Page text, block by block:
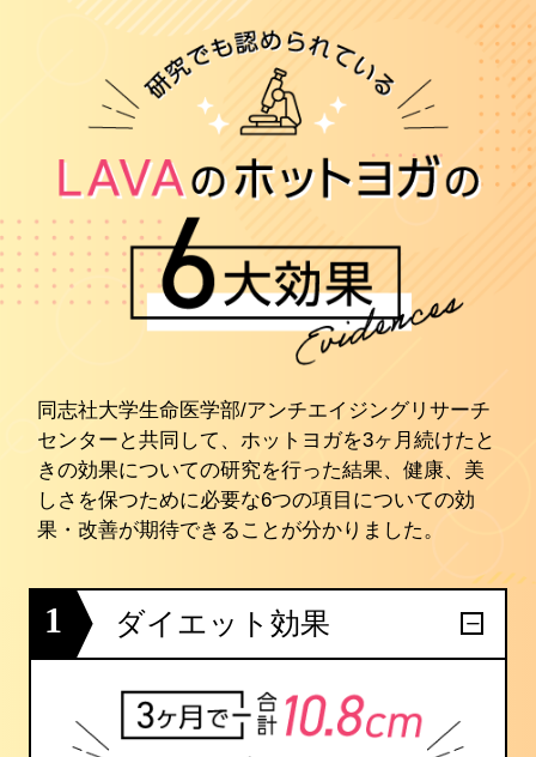
同志社大学生命医学部/アンチエイジングリサーチ
センターと共同して、ホットヨガを3ヶ月続けたと
きの効果についての研究を行った結果、健康、美
しさを保つために必要な6つの項目についての効
果・改善が期待できることが分かりました。
1 ダイエット効果